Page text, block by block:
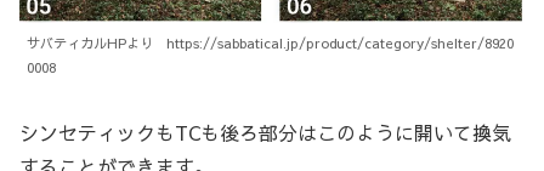
サバティカルHPより https://sabbatical.jp/product/category/shelter/8920
0008
シンセティックもTCも後ろ部分はこのように開いて換気